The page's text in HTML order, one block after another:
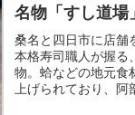
名物「すし道場
桑名と四日市に店舗
本格寿司職人が握る
物。蛤などの地元食
上げられており、